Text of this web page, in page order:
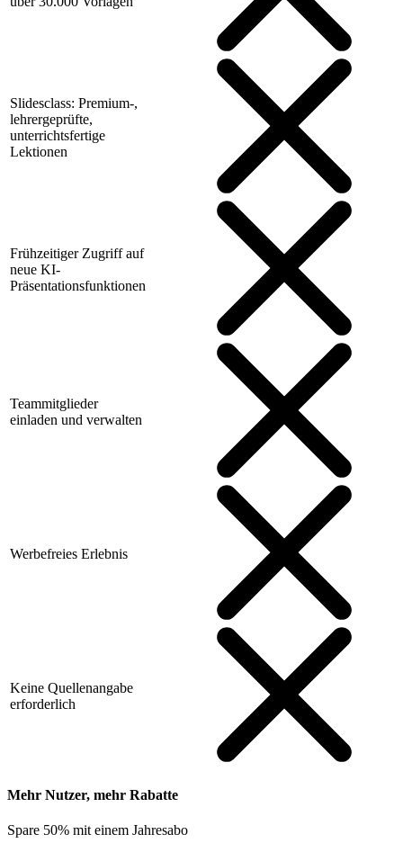
Slidesclass: Premium-,
lehrergeprüfte,
unterrichtsfertige
Lektionen
Frühzeitiger Zugriff auf
neue KI-
Präsentationsfunktionen
Teammitglieder
einladen und verwalten
Werbefreies Erlebnis
Keine Quellenangabe
erforderlich
Mehr Nutzer, mehr Rabatte
Spare 50% mit einem Jahresabo